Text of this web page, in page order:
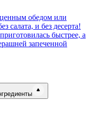
обедом или
салата, и без десерта!
быстрее, а
запеченной